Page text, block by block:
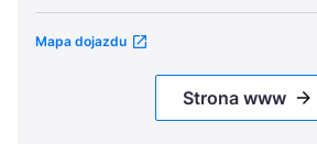
Mapa dojazdu
Strona www